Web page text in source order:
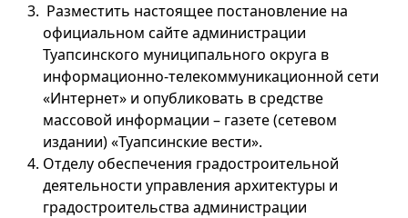
Разместить настоящее постановление на
официальном сайте администрации
Туапсинского муниципального округа в
информационно-телекоммуникационной сети
«Интернет» и опубликовать в средстве
массовой информации – газете (сетевом
издании) «Туапсинские вести».
Отделу обеспечения градостроительной
деятельности управления архитектуры и
градостроительства администрации